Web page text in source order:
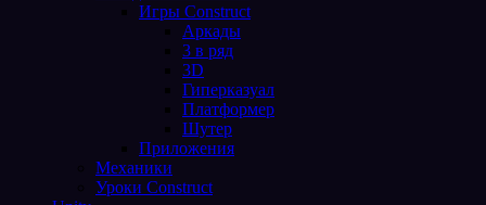
Игры Construct
Аркады
3 в ряд
3D
Гиперказуал
Платформер
Шутер
Приложения
Механики
Уроки Construct